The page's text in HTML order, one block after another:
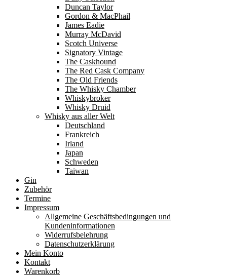
Duncan Taylor
Gordon & MacPhail
James Eadie
Murray McDavid
Scotch Universe
Signatory Vintage
The Caskhound
The Red Cask Company
The Old Friends
The Whisky Chamber
Whiskybroker
Whisky Druid
Whisky aus aller Welt
Deutschland
Frankreich
Irland
Japan
Schweden
Taiwan
Gin
Zubehör
Termine
Impressum
Allgemeine Geschäftsbedingungen und
Kundeninformationen
Widerrufsbelehrung
Datenschutzerklärung
Mein Konto
Kontakt
Warenkorb